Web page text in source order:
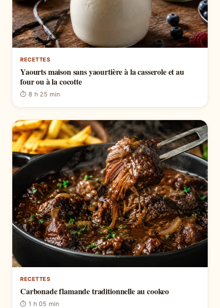
RECETTES
Yaourts maison sans yaourtière à la casserole et au
four ou à la cocotte
⏱ 8 h 25 min
RECETTES
Carbonade flamande traditionnelle au cookeo
⏱ 1 h 05 min